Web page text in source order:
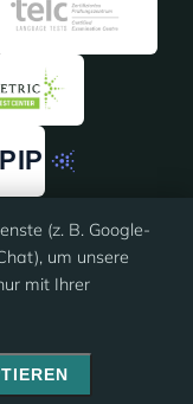
(z. B. Google-
um unsere
mit Ihrer